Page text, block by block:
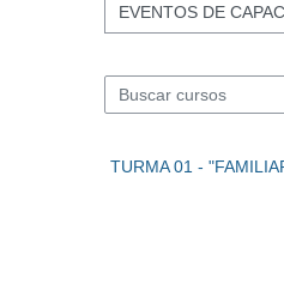
Categorias de Cursos
Buscar cursos
TURMA 01 -